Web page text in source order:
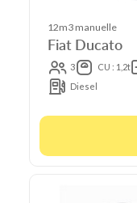
12m3 manuelle
Fiat Ducato
3 CU : 1,2t
Diesel